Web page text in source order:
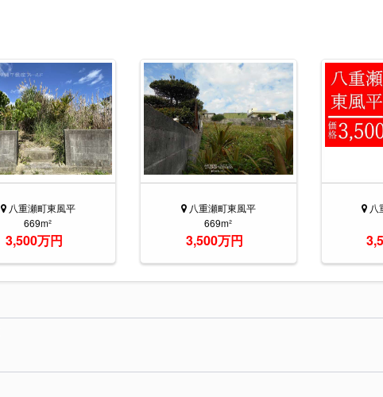
八重瀬町東風平
669m²
3,500万円
八重瀬町東風平
669m²
3,500万円
八